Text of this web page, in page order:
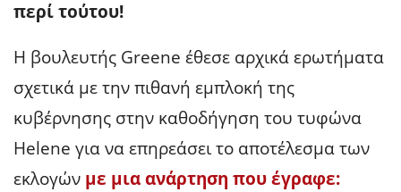
περί τούτου!
Η βουλευτής Greene έθεσε αρχικά ερωτήματα
σχετικά με την πιθανή εμπλοκή της
κυβέρνησης στην καθοδήγηση του τυφώνα
Helene για να επηρεάσει το αποτέλεσμα των
εκλογών με μια ανάρτηση που έγραφε: